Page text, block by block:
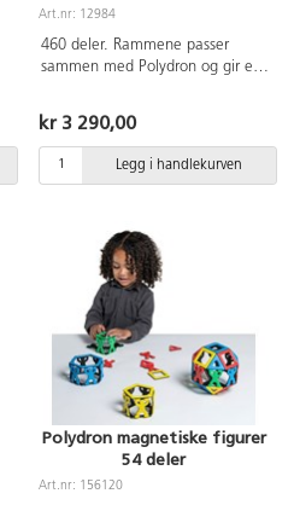
Art.nr: 12984
460 deler. Rammene passer
sammen med Polydron og gir en
geometriske figurer. De finnes i 8
geometriske former og 4 farger.
Lette å bygge med.
Oppbevaringsboks og
70°C. Av polystyren. Fra 4 år.
kr 3 290,00
Legg i handlekurven
Polydron magnetiske figurer
54 deler
Art.nr: 156120